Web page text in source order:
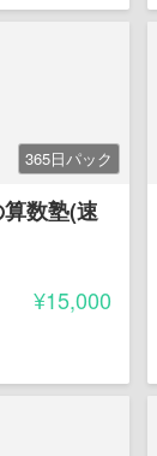
365日パック
数塾(速
¥15,000